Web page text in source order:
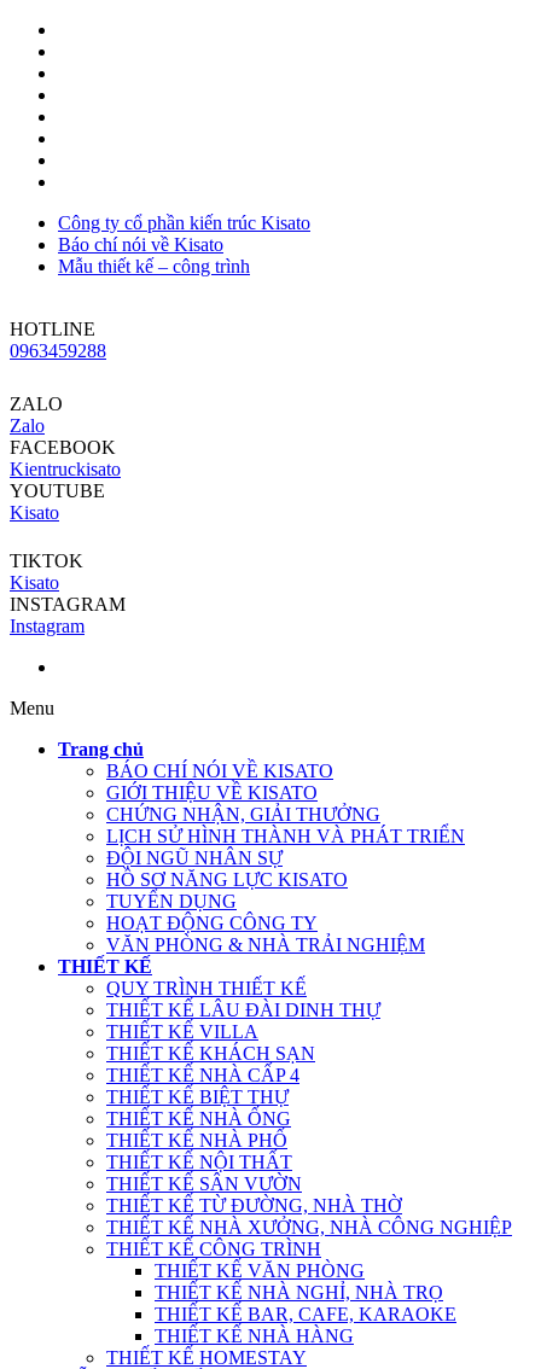
Công ty cổ phần kiến trúc Kisato
Báo chí nói về Kisato
Mẫu thiết kế – công trình
HOTLINE
0963459288
ZALO
Zalo
FACEBOOK
Kientruckisato
YOUTUBE
Kisato
TIKTOK
Kisato
INSTAGRAM
Instagram
Menu
Trang chủ
BÁO CHÍ NÓI VỀ KISATO
GIỚI THIỆU VỀ KISATO
CHỨNG NHẬN, GIẢI THƯỞNG
LỊCH SỬ HÌNH THÀNH VÀ PHÁT TRIỂN
ĐỘI NGŨ NHÂN SỰ
HỒ SƠ NĂNG LỰC KISATO
TUYỂN DỤNG
HOẠT ĐỘNG CÔNG TY
VĂN PHÒNG & NHÀ TRẢI NGHIỆM
THIẾT KẾ
QUY TRÌNH THIẾT KẾ
THIẾT KẾ LÂU ĐÀI DINH THỰ
THIẾT KẾ VILLA
THIẾT KẾ KHÁCH SẠN
THIẾT KẾ NHÀ CẤP 4
THIẾT KẾ BIỆT THỰ
THIẾT KẾ NHÀ ỐNG
THIẾT KẾ NHÀ PHỐ
THIẾT KẾ NỘI THẤT
THIẾT KẾ SÂN VƯỜN
THIẾT KẾ TỪ ĐƯỜNG, NHÀ THỜ
THIẾT KẾ NHÀ XƯỞNG, NHÀ CÔNG NGHIỆP
THIẾT KẾ CÔNG TRÌNH
THIẾT KẾ VĂN PHÒNG
THIẾT KẾ NHÀ NGHỈ, NHÀ TRỌ
THIẾT KẾ BAR, CAFE, KARAOKE
THIẾT KẾ NHÀ HÀNG
THIẾT KẾ HOMESTAY